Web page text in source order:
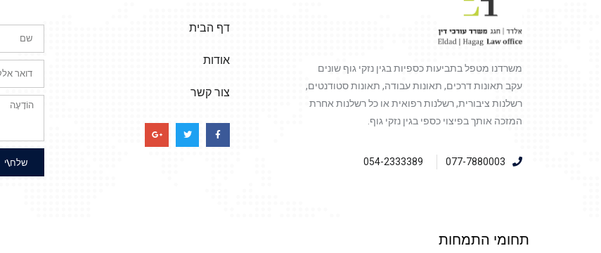
משרדנו מטפל בתביעות כספיות בגין נזקי גוף שונים
עקב תאונות דרכים, תאונות עבודה, תאונות סטודנטים,
רשלנות ציבורית, רשלנות רפואית או כל רשלנות אחרת
המזכה אותך בפיצוי כספי בגין נזקי גוף.
077-7880003
054-2333389
דף הבית
אודות
צור קשר
שלח\י
תחומי התמחות